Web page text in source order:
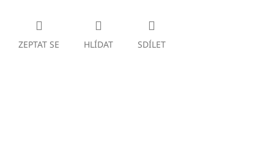
ZEPTAT SE HLÍDAT SDÍLET